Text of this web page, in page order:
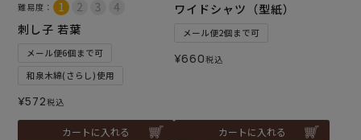
難易度：
刺し子 若葉
メール便6個まで可
和泉木綿(さらし)使用
¥572税込
カートに入れる
ワイドシャツ（型紙）
メール便2個まで可
¥660税込
カートに入れる